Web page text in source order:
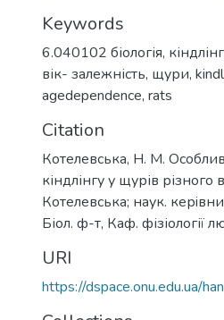
Keywords
6.040102 біологія, кіндлінг
вік- залежність, щури,
agedependence, rats
Citation
Котелевська, Н. М.
кіндлінгу у щурів
Котелевська; наук.
Біол. ф-т, Каф. фізіології
URI
https://dspace.onu.edu.ua/